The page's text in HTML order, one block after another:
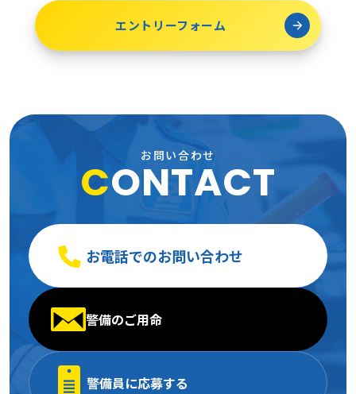
エントリーフォーム
お問い合わせ
CONTACT
お電話でのお問い合わせ
警備のご用命
警備員に応募する